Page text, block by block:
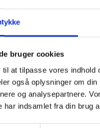
bruger cookies
at tilpasse vores
også oplysninger om
og analysepartnere.
har indsamlet fra din brug